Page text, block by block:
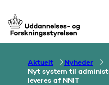
Gå til forsiden
Aktuelt
Nyheder
Nyt system til
leveres af NNIT